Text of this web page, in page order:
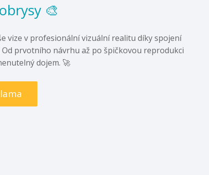
🎨
vize v profesionální vizuální realitu díky spojení
prvotního návrhu až po špičkovou reprodukci
dojem. 🚀